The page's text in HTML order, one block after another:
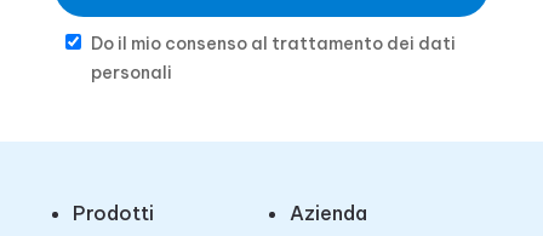
Do il mio consenso al trattamento dei dati
personali
Prodotti Azienda